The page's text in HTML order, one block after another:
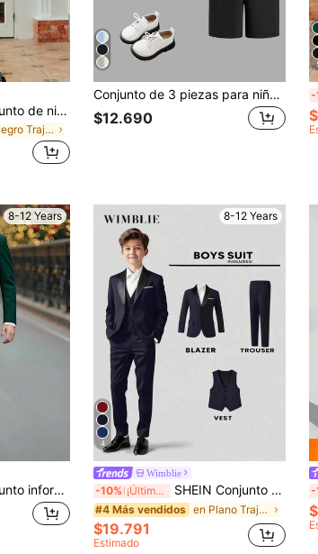
SHEIN 2 piezas Conjunto de niño preadolescente estilo caballero - Chaleco sin mangas y pantalones, traje formal elegante para fiesta de cumpleaños, ceremonia, boda, graduación
en Negro Trajes para niños preadolescentes
Conjunto de 3 piezas para niños preadolescentes: chaleco sin mangas casual de estilo escolar, camisa de manga corta con cuello vuelto y corbata de moño, y pantalones cortos tejidos. Conjunto de estilo caballero adecuado para la escuela, el jardín, la playa y el cumpleaños en primavera, verano, otoño e invierno
$12.690
-
8-12 Years
SHEIN 2 piezas Conjunto informal de estilo gentleman para niño preadolescente, chaqueta blazer deunicoloro y pantalón formal de cintura elástica, adecuado para fiesta de cumpleaños, ocasión formal, boda
8-12 Years
4
Wimblie
-10% ¡Últimos 3 días SHEIN Conjunto de 3 piezas de traje formal para niño preadolescente: Blazer casual + Chaleco + Pantalones, conjunto elegante para fiestas de cumpleaños, galas de noche, bodas, bautizos, aniversarios
#4 Más vendidos en Plano Trajes para niños preadolescentes
$19.791
Estimado
-